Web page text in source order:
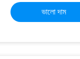
ভালো দাম